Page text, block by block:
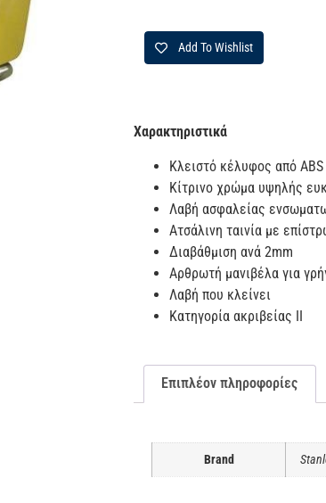
Add To Wishlist
Χαρακτηριστικά
Κλειστό κέλυφος από
Κίτρινο χρώμα υψηλής
Λαβή ασφαλείας
Ατσάλινη ταινία με
Διαβάθμιση ανά 2mm
Αρθρωτή μανιβέλα για
Λαβή που κλείνει
Κατηγορία ακριβείας ΙΙ
Επιπλέον πληροφορίες
Brand